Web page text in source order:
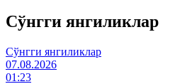
Cўнгги янгиликлар
Cўнгги янгиликлар
07.08.2026
01:23